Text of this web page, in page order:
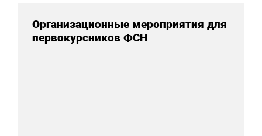
Организационные мероприятия для
первокурсников ФСН